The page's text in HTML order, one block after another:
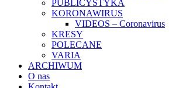
PUBLICYSTYKA
KORONAWIRUS
VIDEOS – Coronavirus
KRESY
POLECANE
VARIA
ARCHIWUM
O nas